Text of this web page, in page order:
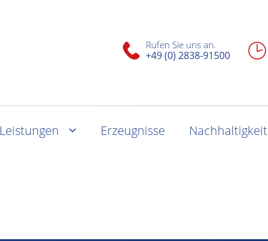
Rufen Sie uns an.
+49 (0) 2838-91500
Leistungen Erzeugnisse Nachhaltigkeit